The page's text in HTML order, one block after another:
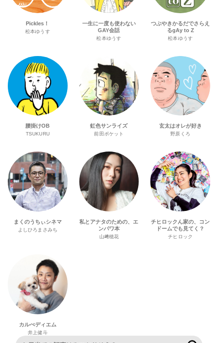
Pickles！
松本ゆうす
一生に一度も使わない
GAY会話
松本ゆうす
つぶやきかるだでさらえ
るgAy to Z
松本ゆうす
腰掛けOB
TSUKURU
虹色サンライズ
前田ポケット
玄太はオレが好き
野原くろ
まくのうちぃシネマ
よしひろまさみち
私とアナタのための、エ
ンパワ本
山﨑穂花
チヒロックん家の、コン
ドームでも見てく？
チヒロック
カルぺディエム
井上健斗